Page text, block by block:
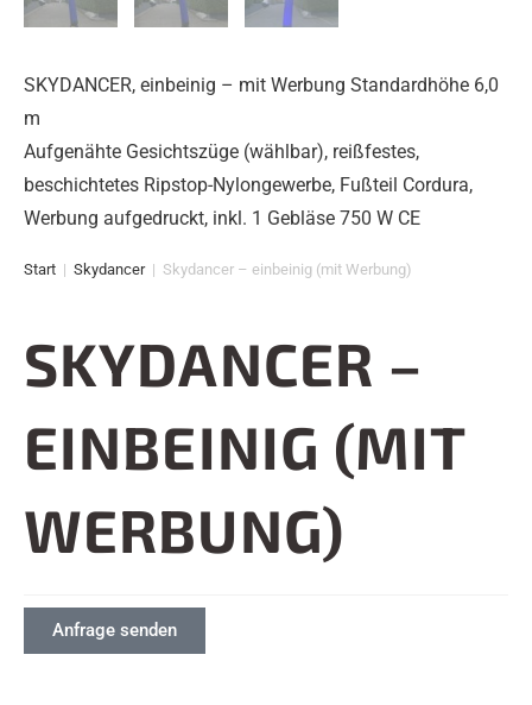
SKYDANCER, einbeinig – mit Werbung Standardhöhe 6,0
m
Aufgenähte Gesichtszüge (wählbar), reißfestes,
beschichtetes Ripstop-Nylongewerbe, Fußteil Cordura,
Werbung aufgedruckt, inkl. 1 Gebläse 750 W CE
Start | Skydancer | Skydancer – einbeinig (mit Werbung)
SKYDANCER –
EINBEINIG (MIT
WERBUNG)
Anfrage senden